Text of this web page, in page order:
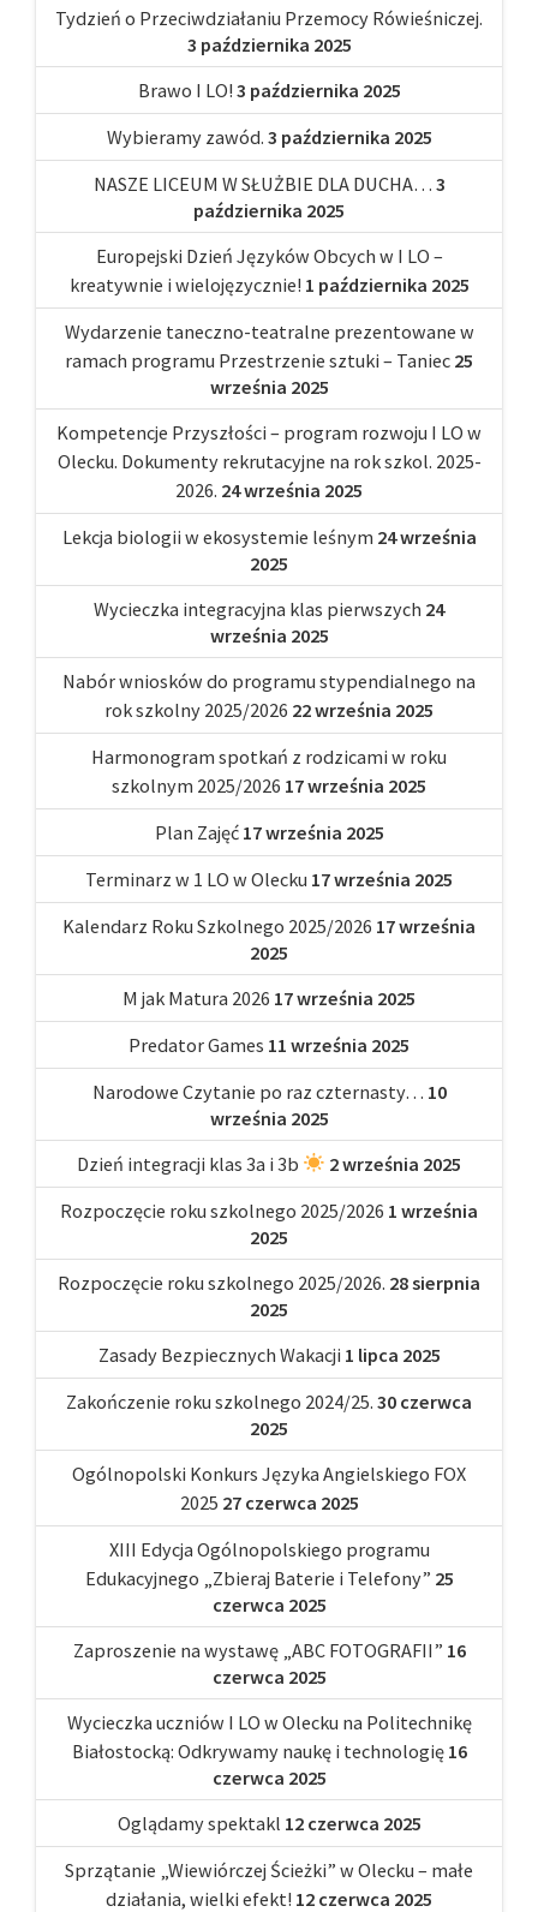
Tydzień o Przeciwdziałaniu Przemocy Rówieśniczej.
3 października 2025
Brawo I LO! 3 października 2025
Wybieramy zawód. 3 października 2025
NASZE LICEUM W SŁUŻBIE DLA DUCHA… 3
października 2025
Europejski Dzień Języków Obcych w I LO –
kreatywnie i wielojęzycznie! 1 października 2025
Wydarzenie taneczno-teatralne prezentowane w
ramach programu Przestrzenie sztuki – Taniec 25
września 2025
Kompetencje Przyszłości – program rozwoju I LO w
Olecku. Dokumenty rekrutacyjne na rok szkol. 2025-
2026. 24 września 2025
Lekcja biologii w ekosystemie leśnym 24 września
2025
Wycieczka integracyjna klas pierwszych 24
września 2025
Nabór wniosków do programu stypendialnego na
rok szkolny 2025/2026 22 września 2025
Harmonogram spotkań z rodzicami w roku
szkolnym 2025/2026 17 września 2025
Plan Zajęć 17 września 2025
Terminarz w 1 LO w Olecku 17 września 2025
Kalendarz Roku Szkolnego 2025/2026 17 września
2025
M jak Matura 2026 17 września 2025
Predator Games 11 września 2025
Narodowe Czytanie po raz czternasty… 10
września 2025
Dzień integracji klas 3a i 3b
2 września 2025
Rozpoczęcie roku szkolnego 2025/2026 1 września
2025
Rozpoczęcie roku szkolnego 2025/2026. 28 sierpnia
2025
Zasady Bezpiecznych Wakacji 1 lipca 2025
Zakończenie roku szkolnego 2024/25. 30 czerwca
2025
Ogólnopolski Konkurs Języka Angielskiego FOX
2025 27 czerwca 2025
XIII Edycja Ogólnopolskiego programu
Edukacyjnego „Zbieraj Baterie i Telefony” 25
czerwca 2025
Zaproszenie na wystawę „ABC FOTOGRAFII” 16
czerwca 2025
Wycieczka uczniów I LO w Olecku na Politechnikę
Białostocką: Odkrywamy naukę i technologię 16
czerwca 2025
Oglądamy spektakl 12 czerwca 2025
Sprzątanie „Wiewiórczej Ścieżki” w Olecku – małe
działania, wielki efekt! 12 czerwca 2025